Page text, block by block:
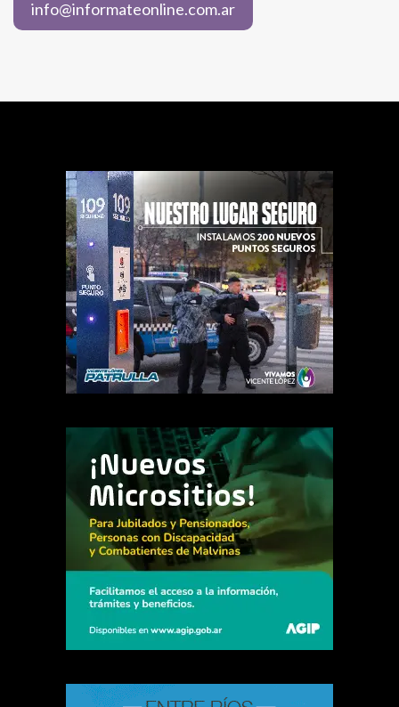
info@informateonline.com.ar